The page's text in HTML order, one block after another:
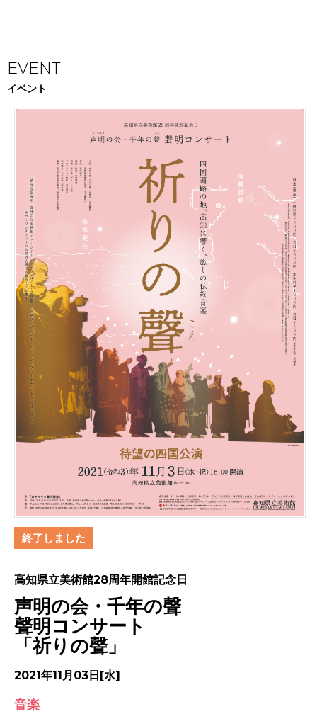
EVENT
イベント
終了しました
高知県立美術館28周年開館記念日
声明の会・千年の聲
聲明コンサート
「祈りの聲」
2021年11月03日[水]
音楽